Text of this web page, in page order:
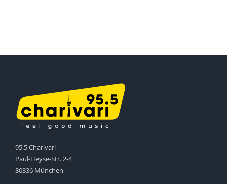
95.5 Charivari
Paul-Heyse-Str. 2-4
80336 München